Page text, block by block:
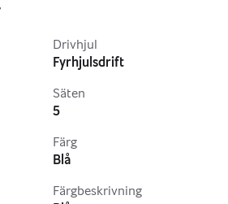
på service nu i maj, vilket täcks av
är kopplat till bilen och ej ägaren.
affär!
Drivhjul
Fyrhjulsdrift
Säten
5
Färg
Blå
Färgbeskrivning